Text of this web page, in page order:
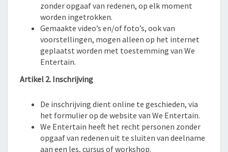
zonder opgaaf van redenen, op elk moment
worden ingetrokken.
Gemaakte video’s en/of foto’s, ook van
voorstellingen, mogen alleen op het internet
geplaatst worden met toestemming van We
Entertain.
Artikel 2. Inschrijving
De inschrijving dient online te geschieden, via
het formulier op de website van We Entertain.
We Entertain heeft het recht personen zonder
opgaaf van redenen uit te sluiten van deelname
aan een les, cursus of workshop.